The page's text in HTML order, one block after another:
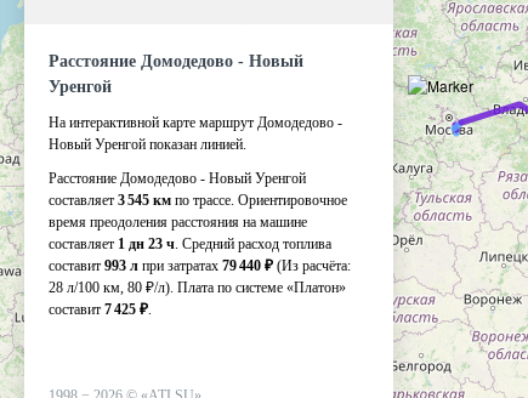
Расстояние Домодедово - Новый
Уренгой
На интерактивной карте маршрут Домодедово -
Новый Уренгой показан линией.
Расстояние Домодедово - Новый Уренгой
составляет 3 545 км по трассе. Ориентировочное
время преодоления расстояния на машине
составляет 1 дн 23 ч. Средний расход топлива
составит 993 л при затратах 79 440 ₽ (Из расчёта:
28 л/100 км, 80 ₽/л). Плата по системе «Платон»
составит 7 425 ₽.